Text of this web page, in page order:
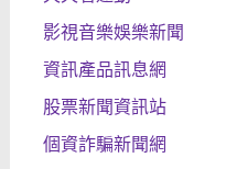
影視音樂娛樂新聞
資訊產品訊息網
股票新聞資訊站
個資詐騙新聞網